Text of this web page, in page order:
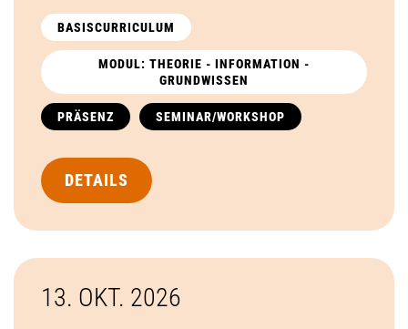
BASISCURRICULUM
MODUL: THEORIE - INFORMATION -
GRUNDWISSEN
PRÄSENZ SEMINAR/WORKSHOP
DETAILS
13. OKT. 2026